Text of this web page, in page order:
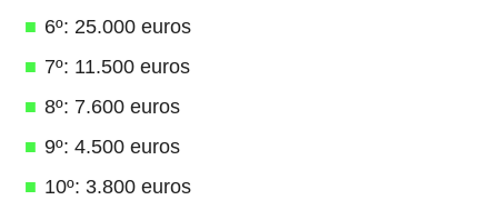
6º: 25.000 euros
7º: 11.500 euros
8º: 7.600 euros
9º: 4.500 euros
10º: 3.800 euros